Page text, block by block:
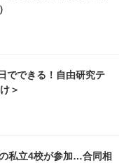
でできる！自由研究テ
＞
私立4校が参加…合同相